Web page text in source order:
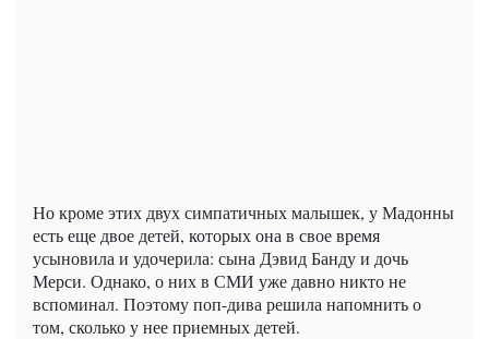
Но кроме этих двух симпатичных малышек, у Мадонны
есть еще двое детей, которых она в свое время
усыновила и удочерила: сына Дэвид Банду и дочь
Мерси. Однако, о них в СМИ уже давно никто не
вспоминал. Поэтому поп-дива решила напомнить о
том, сколько у нее приемных детей.